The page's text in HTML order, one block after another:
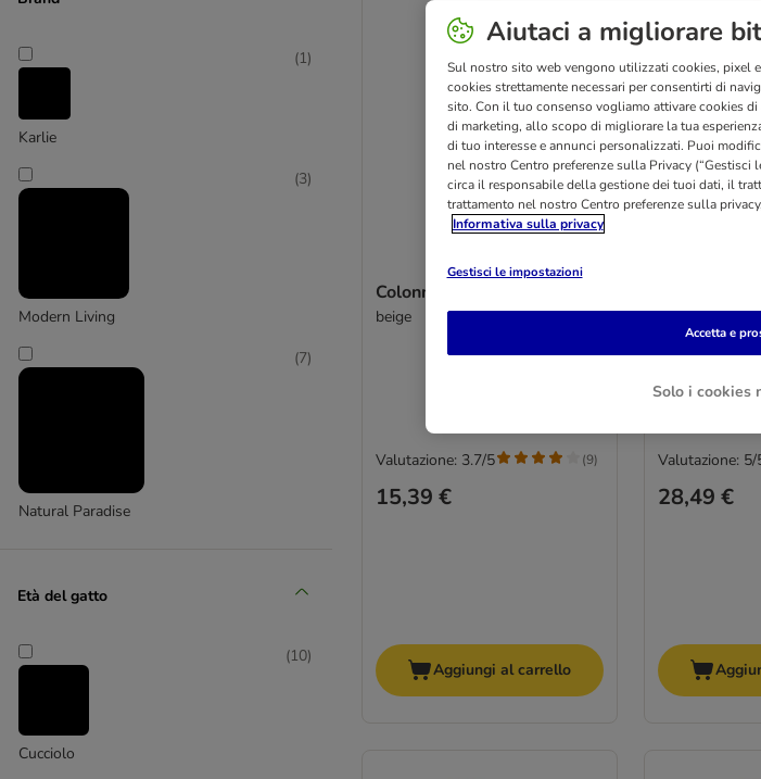
Karlie
(1)
Modern Living
(3)
Natural Paradise
(7)
Simon´s Cat
Età del gatto
Cucciolo
(10)
Colonna tiragraffi Olga
beige
15,39 €
Valutazione: 3.7/5 (9)
Aggiungi al carrello
beige
beige
28,49 €
Valutazione: 5/
Aiutaci a migliorare
Sul nostro sito web vengono utilizzati cookies, pixel
cookies strettamente necessari per consentirti di
sito. Con il tuo consenso vogliamo attivare cookies
di marketing, allo scopo di migliorare la tua
di tuo interesse e annunci personalizzati. Puoi
nel nostro Centro preferenze sulla Privacy
circa il responsabile della gestione dei tuoi dati, il
trattamento nel nostro Centro preferenze sulla
Informativa sulla privacy
Gestisci le impostazioni
Solo i cookies
Accetta e